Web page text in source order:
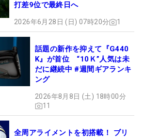
打差9位で最終日へ
2026年6月28日 (日) 07時20分 1
話題の新作を抑えて『G440
K』が首位 “10Ｋ”人気は未
だに継続中 #週間ギアランキ
ング
2026年8月8日 (土) 18時00分
11
全周アライメントを初搭載！ ブリ